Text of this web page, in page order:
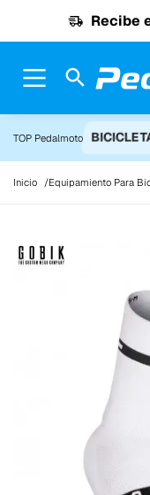
Recibe
TOP Pedalmoto
Inicio Equipamiento Para